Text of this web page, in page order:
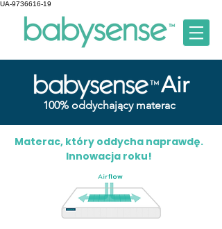
UA-9736616-19
100% oddychający materac
Air
Materac, który oddycha naprawdę.
Innowacja roku!